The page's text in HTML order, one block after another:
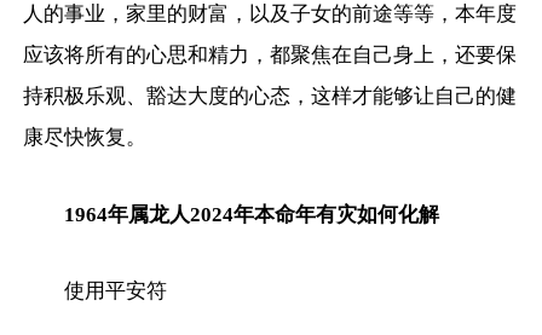
人的事业，家里的财富，以及子女的前途等等，本年度
应该将所有的心思和精力，都聚焦在自己身上，还要保
持积极乐观、豁达大度的心态，这样才能够让自己的健
康尽快恢复。
1964年属龙人2024年本命年有灾如何化解
使用平安符